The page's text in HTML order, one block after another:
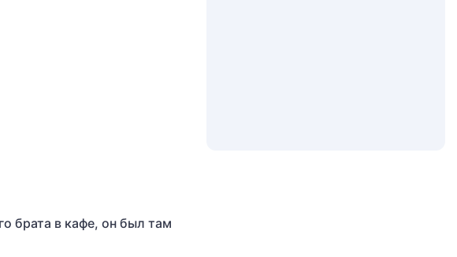
брата в кафе, он был там